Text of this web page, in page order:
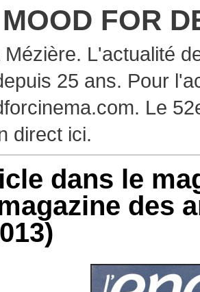
FOR
Mézière. L'actualité
25 ans. Pour
Le
direct ici.
dans le
des